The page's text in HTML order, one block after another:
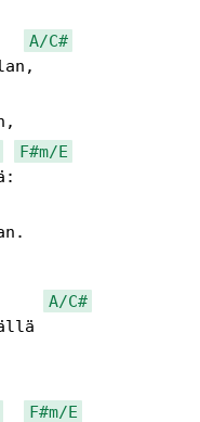
A/C#
F#m/E
A/C#
F#m/E